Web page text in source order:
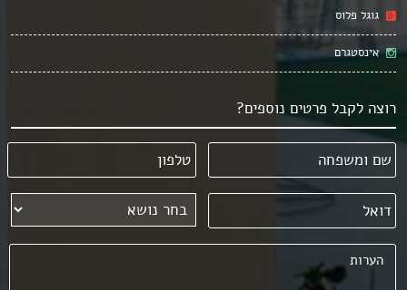
גוגל פלוס
אינסטגרם
רוצה לקבל פרטים נוספים?